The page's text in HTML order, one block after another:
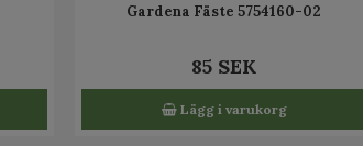
Gardena Fäste 5754160-02
85 SEK
Lägg i varukorg